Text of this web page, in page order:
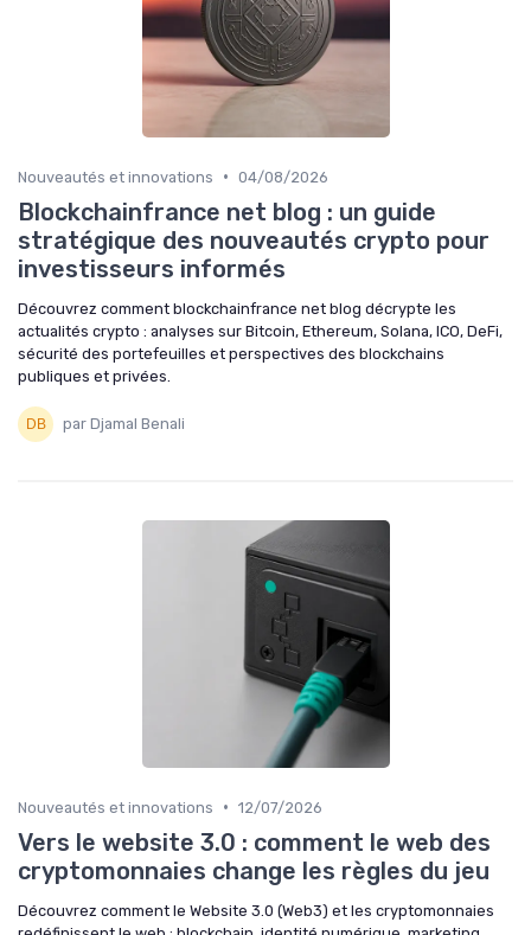
Nouveautés et innovations • 04/08/2026
Blockchainfrance net blog : un guide
stratégique des nouveautés crypto pour
investisseurs informés
Découvrez comment blockchainfrance net blog décrypte les
actualités crypto : analyses sur Bitcoin, Ethereum, Solana, ICO, DeFi,
sécurité des portefeuilles et perspectives des blockchains
publiques et privées.
par Djamal Benali
Nouveautés et innovations • 12/07/2026
Vers le website 3.0 : comment le web des
cryptomonnaies change les règles du jeu
Découvrez comment le Website 3.0 (Web3) et les cryptomonnaies